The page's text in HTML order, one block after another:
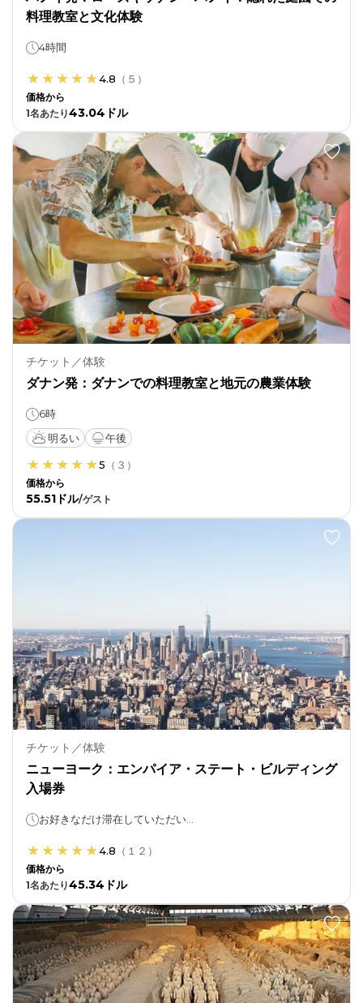
料理教室と文化体験
4時間
4.8 （ ５ ）
価格から
1名あたり43.04ドル
チケット／体験
ダナン発：ダナンでの料理教室と地元の農業体験
6時
明るい
午後
5 （ ３ ）
価格から
55.51ドル/ゲスト
チケット／体験
ニューヨーク：エンパイア・ステート・ビルディング
入場券
お好きなだけ滞在していただいて構いません！
4.8 （ １２ ）
価格から
1名あたり45.34ドル